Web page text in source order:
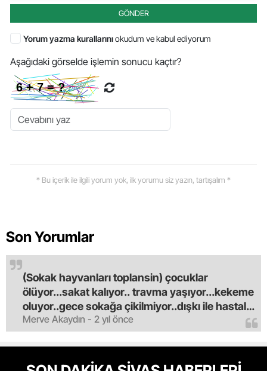
GÖNDER
Yorum yazma kurallarınıokudum ve kabul ediyorum
Aşağıdaki görselde işlemin sonucu kaçtır?
* Bu içerik ile ilgili yorum yok, ilk yorumu siz yazın, tartışalım *
Son Yorumlar
Merve Akaydın - 2 yıl önce
(Sokak hayvanları toplansin) çocuklar
ölüyor...sakat kalıyor.. travma yaşıyor...kekeme
oluyor..gece sokağa çikilmiyor..dışkı ile hastalık
saciyorlar.araba ve taksi olmadan eve
gldemiyoruz.artik bıktık.mama lobisinden para
alan tipler yüzünden bu vahşi hayvanlar
masum algısı yapılıyor.iki gün aç kalsa kendi